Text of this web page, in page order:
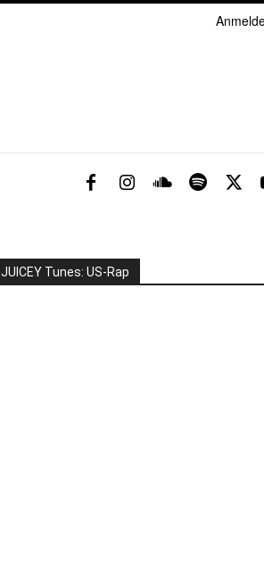
JUICEY Tunes: US-Rap